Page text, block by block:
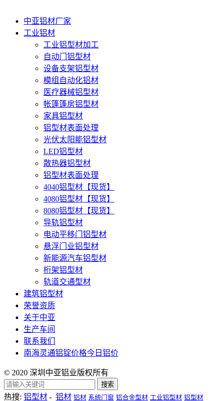
中亚铝材厂家
工业铝材
工业铝型材加工
自动门铝型材
设备支架铝型材
模组自动化铝材
医疗器械铝型材
帐篷篷房铝型材
家具铝型材
铝型材表面处理
光伏太阳能铝型材
LED铝型材
散热器铝型材
铝型材表面处理
4040铝型材【现货】
4080铝型材【现货】
8080铝型材【现货】
导轨铝型材
电动平移门铝型材
悬浮门业铝型材
新能源汽车铝型材
桁架铝型材
轨道交通型材
建筑铝型材
荣誉资质
关于中亚
生产车间
联系我们
南海灵通铝锭价格今日铝价
© 2020 深圳中亚铝业版权所有
搜索
热搜: 铝型材 - 铝材 铝材 系统门窗 铝合金型材 工业铝型材 铝型材